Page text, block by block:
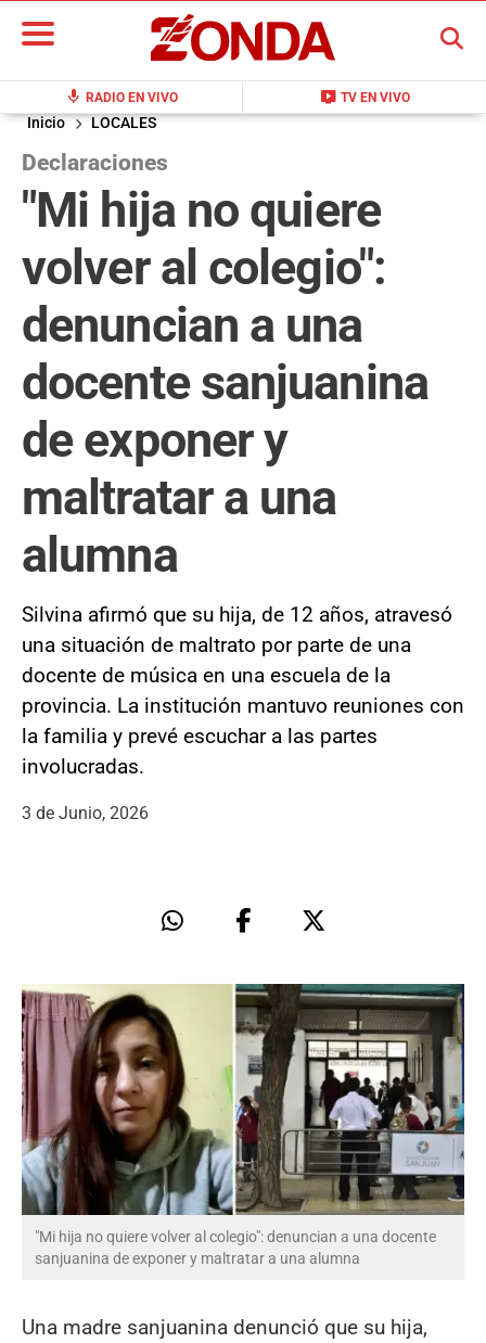
mic RADIO EN VIVO live_tv TV EN VIVO
BUSCAR
Inicio LOCALES
Declaraciones
"Mi hija no quiere
volver al colegio":
denuncian a una
docente sanjuanina
de exponer y
maltratar a una
alumna
Silvina afirmó que su hija, de 12 años, atravesó
una situación de maltrato por parte de una
docente de música en una escuela de la
provincia. La institución mantuvo reuniones con
la familia y prevé escuchar a las partes
involucradas.
3 de Junio, 2026
"Mi hija no quiere volver al colegio": denuncian a una docente
sanjuanina de exponer y maltratar a una alumna
Una madre sanjuanina denunció que su hija,